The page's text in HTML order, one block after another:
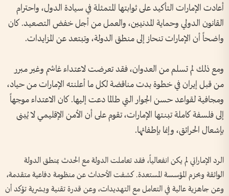
أعادت الإمارات التأكيد على ثوابتها المتمثلة في سيادة الدول، واحترام
القانون الدولي وحماية المدنيين، والعمل من أجل خفض التصعيد. كان
واضحاً أن الإمارات تنحاز إلى منطق الدولة، وتبتعد عن المزايدات.
ومع ذلك لم تسلم من العدوان، فقد تعرضت لاعتداء غاشم وغير مبرر
من قبل إيران في خطوة بدت مناقضة لكل ما أعلنته الإمارات من حياد،
ومجافية لقواعد حسن الجوار التي طالما دعت إليها. كان الاعتداء موجهاً
إلى فلسفة كاملة تبنتها الإمارات، تقوم على أن الأمن الإقليمي لا يُبنى
بإشعال الحرائق، وإنما بإطفائها.
الرد الإماراتي لم يكن انفعالياً، فقد تعاملت الدولة مع الحدث بمنطق الدولة
الواثقة وبحزم المؤسسة المستعدة. كشفت الأحداث عن منظومة دفاعية متقدمة،
وعن جاهزية عالية في التعامل مع التهديدات، وعن قدرة تقنية وبشرية تؤكد أن